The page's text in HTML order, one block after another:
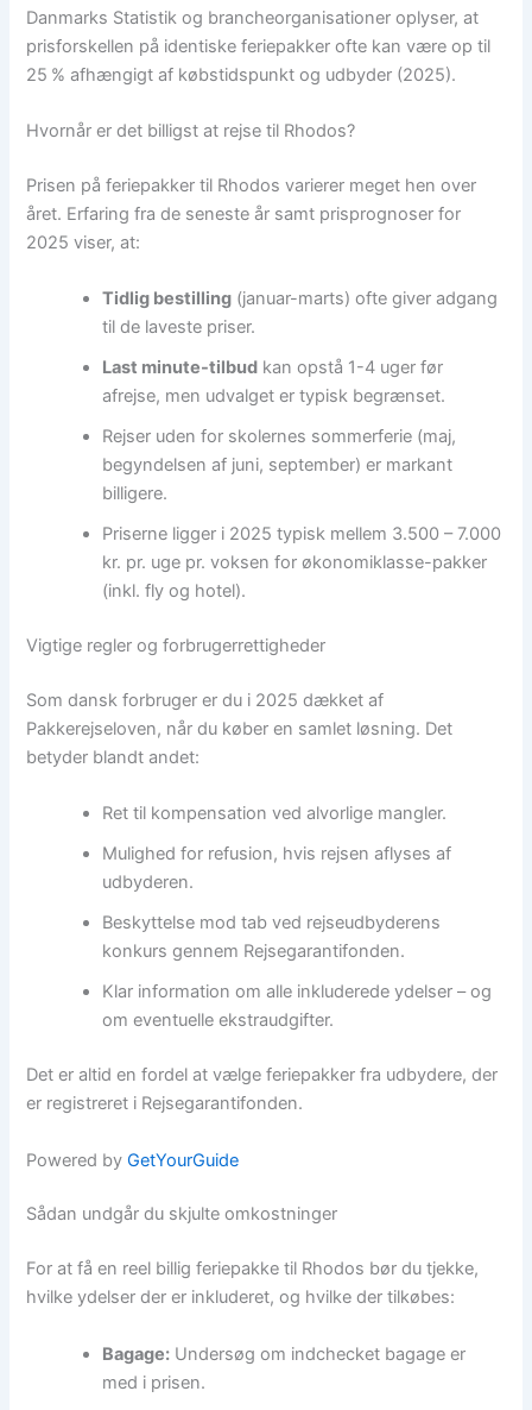
Danmarks Statistik og brancheorganisationer oplyser, at
prisforskellen på identiske feriepakker ofte kan være op til
25 % afhængigt af købstidspunkt og udbyder (2025).
Hvornår er det billigst at rejse til Rhodos?
Prisen på feriepakker til Rhodos varierer meget hen over
året. Erfaring fra de seneste år samt prisprognoser for
2025 viser, at:
Tidlig bestilling (januar-marts) ofte giver adgang
til de laveste priser.
Last minute-tilbud kan opstå 1-4 uger før
afrejse, men udvalget er typisk begrænset.
Rejser uden for skolernes sommerferie (maj,
begyndelsen af juni, september) er markant
billigere.
Priserne ligger i 2025 typisk mellem 3.500 – 7.000
kr. pr. uge pr. voksen for økonomiklasse-pakker
(inkl. fly og hotel).
Vigtige regler og forbrugerrettigheder
Som dansk forbruger er du i 2025 dækket af
Pakkerejseloven, når du køber en samlet løsning. Det
betyder blandt andet:
Ret til kompensation ved alvorlige mangler.
Mulighed for refusion, hvis rejsen aflyses af
udbyderen.
Beskyttelse mod tab ved rejseudbyderens
konkurs gennem Rejsegarantifonden.
Klar information om alle inkluderede ydelser – og
om eventuelle ekstraudgifter.
Det er altid en fordel at vælge feriepakker fra udbydere, der
er registreret i Rejsegarantifonden.
Powered byGetYourGuide
Sådan undgår du skjulte omkostninger
For at få en reel billig feriepakke til Rhodos bør du tjekke,
hvilke ydelser der er inkluderet, og hvilke der tilkøbes:
Bagage: Undersøg om indchecket bagage er
med i prisen.